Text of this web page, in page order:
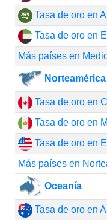
Tasa de oro en
Tasa de oro en
Más países en
Norteamérica
Tasa de oro en
Tasa de oro en
Tasa de oro en
Más países en
Oceanía
Tasa de oro en